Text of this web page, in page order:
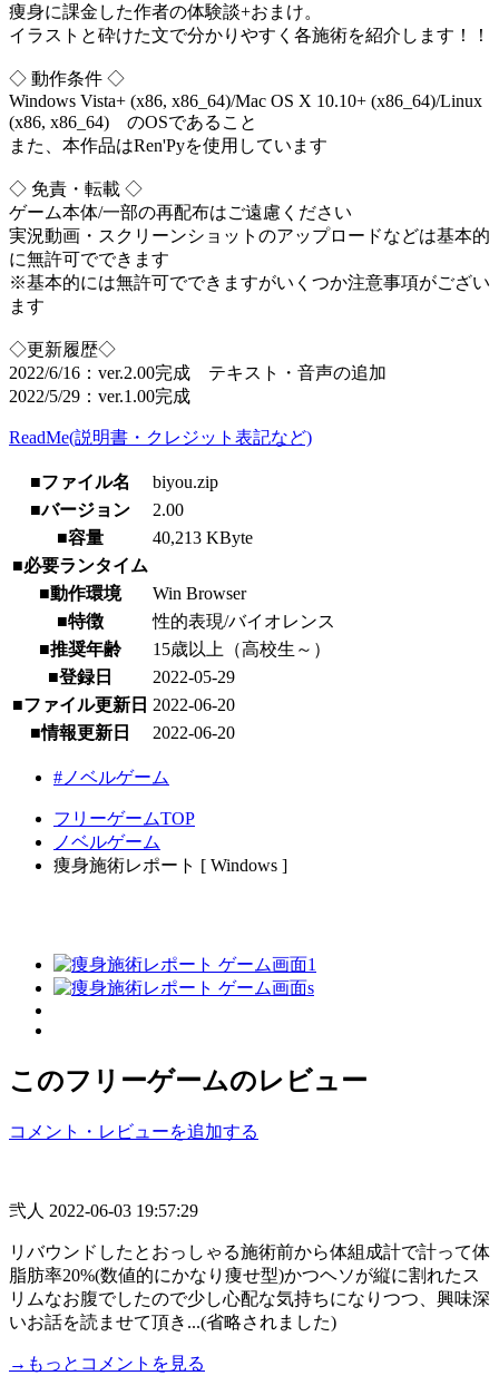
痩身に課金した作者の体験談+おまけ。
イラストと砕けた文で分かりやすく各施術を紹介します！！
◇ 動作条件 ◇
Windows Vista+ (x86, x86_64)/Mac OS X 10.10+ (x86_64)/Linux
(x86, x86_64) のOSであること
また、本作品はRen'Pyを使用しています
◇ 免責・転載 ◇
ゲーム本体/一部の再配布はご遠慮ください
実況動画・スクリーンショットのアップロードなどは基本的
に無許可でできます
※基本的には無許可でできますがいくつか注意事項がござい
ます
◇更新履歴◇
2022/6/16：ver.2.00完成 テキスト・音声の追加
2022/5/29：ver.1.00完成
ReadMe(説明書・クレジット表記など)
■ファイル名
biyou.zip
■バージョン
2.00
■容量
40,213 KByte
■必要ランタイム
■動作環境
Win Browser
■特徴
性的表現/バイオレンス
■推奨年齢
15歳以上（高校生～）
■登録日
2022-05-29
■ファイル更新日 2022-06-20
■情報更新日
2022-06-20
#ノベルゲーム
フリーゲームTOP
ノベルゲーム
痩身施術レポート [ Windows ]
このフリーゲームのレビュー
コメント・レビューを追加する
弐人 2022-06-03 19:57:29
リバウンドしたとおっしゃる施術前から体組成計で計って体
脂肪率20%(数値的にかなり痩せ型)かつヘソが縦に割れたス
リムなお腹でしたので少し心配な気持ちになりつつ、興味深
いお話を読ませて頂き...(省略されました)
→もっとコメントを見る